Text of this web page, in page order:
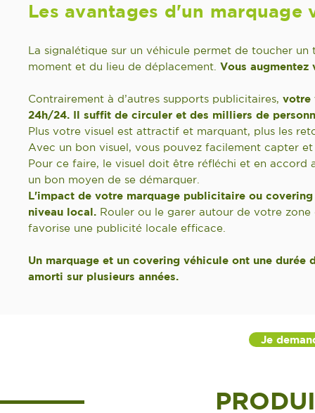
Les avantages d'un
La signalétique sur un véhicule permet de toucher
moment et du lieu de déplacement. Vous
Contrairement à d’autres supports publicitaires, votre
24h/24. Il suffit de circuler et des milliers de
Plus votre visuel est attractif et marquant, plus les
Avec un bon visuel, vous pouvez facilement capter
Pour ce faire, le visuel doit être réfléchi et en
un bon moyen de se démarquer.
L'impact de votre marquage publicitaire ou
niveau local. Rouler ou le garer autour de votre
favorise une publicité locale efficace.
Un marquage et un covering véhicule ont une
amorti sur plusieurs années.
Je